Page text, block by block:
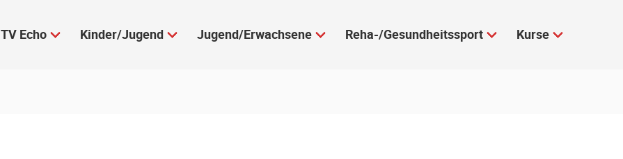
TV Echo Kinder/Jugend Jugend/Erwachsene Reha-/Gesundheitssport Kurse